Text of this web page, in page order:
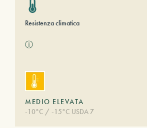
Resistenza climatica
ⓘ
MEDIO ELEVATA
-10°C / -15°C USDA 7